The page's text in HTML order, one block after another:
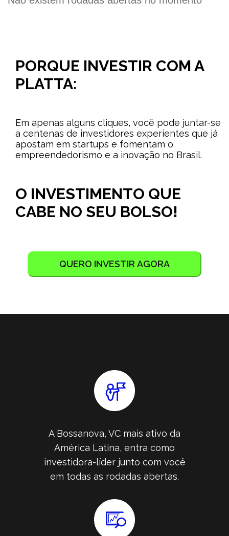
PORQUE INVESTIR COM A
PLATTA:
Em apenas alguns cliques, você pode juntar-se
a centenas de investidores experientes que já
apostam em startups e fomentam o
empreendedorismo e a inovação no Brasil.
O INVESTIMENTO QUE
CABE NO SEU BOLSO!
QUERO INVESTIR AGORA
A Bossanova, VC mais ativo da
América Latina, entra como
investidora-líder junto com você
em todas as rodadas abertas.